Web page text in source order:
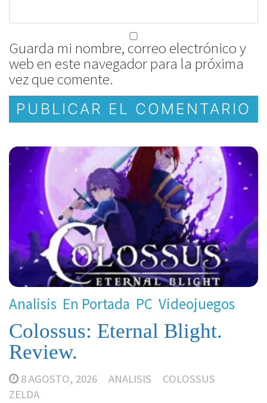
Guarda mi nombre, correo electrónico y
web en este navegador para la próxima
vez que comente.
Analisis En Portada PC Videojuegos
Colossus: Eternal Blight.
Review.
8 AGOSTO, 2026 ANALISIS
COLOSSUS
ZELDA